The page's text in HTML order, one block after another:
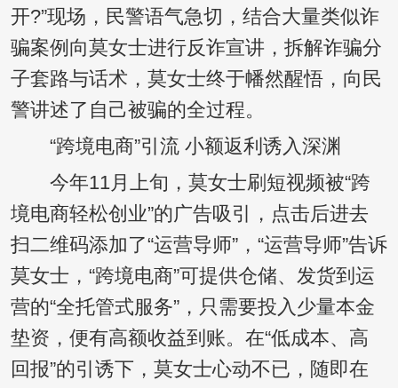
开?”现场，民警语气急切，结合大量类似诈
骗案例向莫女士进行反诈宣讲，拆解诈骗分
子套路与话术，莫女士终于幡然醒悟，向民
警讲述了自己被骗的全过程。
“跨境电商”引流 小额返利诱入深渊
今年11月上旬，莫女士刷短视频被“跨
境电商轻松创业”的广告吸引，点击后进去
扫二维码添加了“运营导师”，“运营导师”告诉
莫女士，“跨境电商”可提供仓储、发货到运
营的“全托管式服务”，只需要投入少量本金
垫资，便有高额收益到账。在“低成本、高
回报”的引诱下，莫女士心动不已，随即在